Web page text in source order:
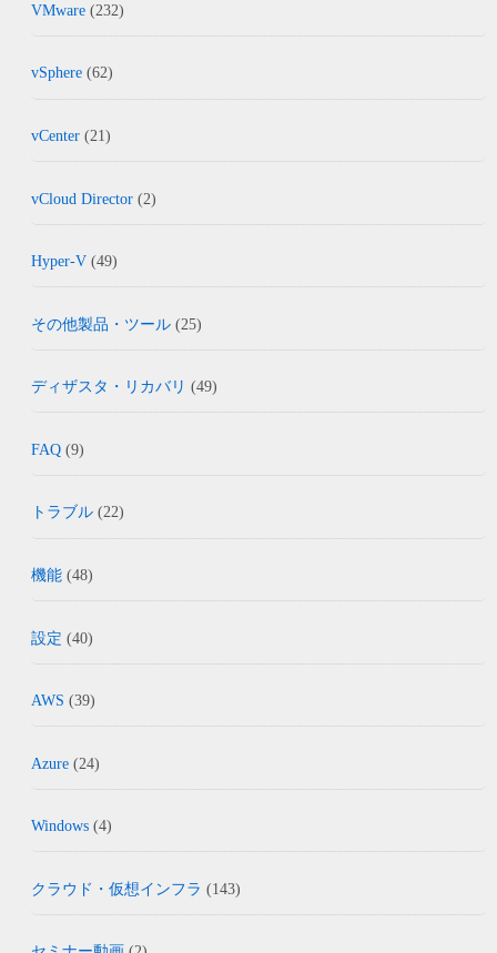
VMware (232)
vSphere (62)
vCenter (21)
vCloud Director (2)
Hyper-V (49)
その他製品・ツール (25)
ディザスタ・リカバリ (49)
FAQ (9)
トラブル (22)
機能 (48)
設定 (40)
AWS (39)
Azure (24)
Windows (4)
クラウド・仮想インフラ (143)